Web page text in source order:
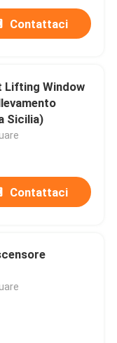
Contattaci
Lifting Window
Sicilia)
Contattaci